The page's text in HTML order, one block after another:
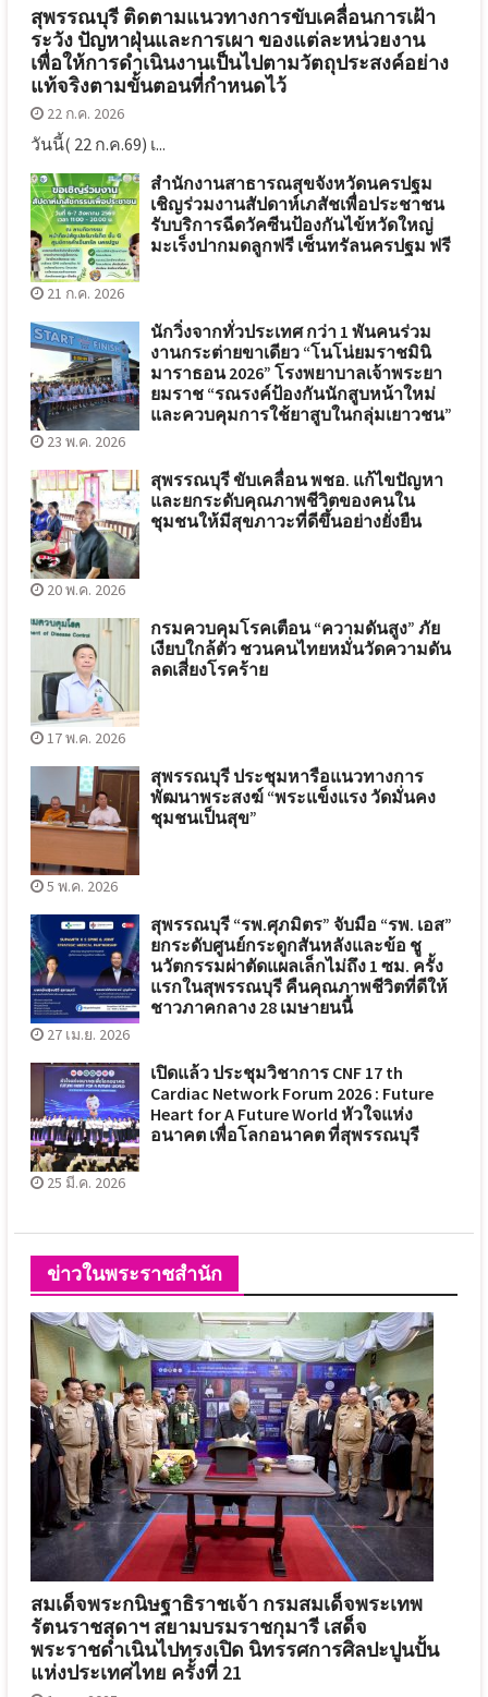
สุพรรณบุรี ติดตามแนวทางการขับเคลื่อนการเฝ้า
ระวัง ปัญหาฝุ่นและการเผา ของแต่ละหน่วยงาน
เพื่อให้การดำเนินงานเป็นไปตามวัตถุประสงค์อย่าง
แท้จริงตามขั้นตอนที่กำหนดไว้
22 ก.ค. 2026
วันนี้( 22 ก.ค.69) เ...
สำนักงานสาธารณสุขจังหวัดนครปฐม
เชิญร่วมงานสัปดาห์เภสัชเพื่อประชาชน
รับบริการฉีดวัคซีนป้องกันไข้หวัดใหญ่
มะเร็งปากมดลูกฟรี เซ็นทรัลนครปฐม ฟรี
21 ก.ค. 2026
นักวิ่งจากทั่วประเทศ กว่า 1 พันคนร่วม
งานกระต่ายขาเดียว “โนโน่ยมราชมินิ
มาราธอน 2026” โรงพยาบาลเจ้าพระยา
ยมราช “รณรงค์ป้องกันนักสูบหน้าใหม่
และควบคุมการใช้ยาสูบในกลุ่มเยาวชน”
23 พ.ค. 2026
สุพรรณบุรี ขับเคลื่อน พชอ. แก้ไขปัญหา
และยกระดับคุณภาพชีวิตของคนใน
ชุมชนให้มีสุขภาวะที่ดีขึ้นอย่างยั่งยืน
20 พ.ค. 2026
กรมควบคุมโรคเตือน “ความดันสูง” ภัย
เงียบใกล้ตัว ชวนคนไทยหมั่นวัดความดัน
ลดเสี่ยงโรคร้าย
17 พ.ค. 2026
สุพรรณบุรี ประชุมหารือแนวทางการ
พัฒนาพระสงฆ์ “พระแข็งแรง วัดมั่นคง
ชุมชนเป็นสุข”
5 พ.ค. 2026
สุพรรณบุรี “รพ.ศุภมิตร” จับมือ “รพ. เอส”
ยกระดับศูนย์กระดูกสันหลังและข้อ ชู
นวัตกรรมผ่าตัดแผลเล็กไม่ถึง 1 ซม. ครั้ง
แรกในสุพรรณบุรี คืนคุณภาพชีวิตที่ดีให้
ชาวภาคกลาง 28 เมษายนนี้
27 เม.ย. 2026
เปิดแล้ว ประชุมวิชาการ CNF 17 th
Cardiac Network Forum 2026 : Future
Heart for A Future World หัวใจแห่ง
อนาคต เพื่อโลกอนาคต ที่สุพรรณบุรี
25 มี.ค. 2026
ข่าวในพระราชสำนัก
สมเด็จพระกนิษฐาธิราชเจ้า กรมสมเด็จพระเทพ
รัตนราชสุดาฯ สยามบรมราชกุมารี เสด็จ
พระราชดำเนินไปทรงเปิด นิทรรศการศิลปะปูนปั้น
แห่งประเทศไทย ครั้งที่ 21